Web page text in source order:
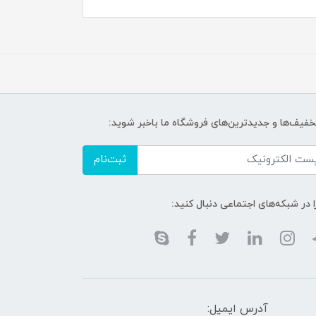
و جدیدترین‌های فروشگاه ما باخبر شوید:
ثبت‌نام
در شبکه‌های اجتماعی دنبال کنید:
آدرس ایمیل: